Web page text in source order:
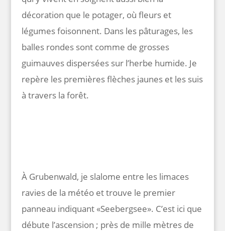
décoration que le potager, où fleurs et
légumes foisonnent. Dans les pâturages, les
balles rondes sont comme de grosses
guimauves dispersées sur l’herbe humide. Je
repère les premières flèches jaunes et les suis
à travers la forêt.
À Grubenwald, je slalome entre les limaces
ravies de la météo et trouve le premier
panneau indiquant «Seebergsee». C’est ici que
débute l’ascension ; près de mille mètres de